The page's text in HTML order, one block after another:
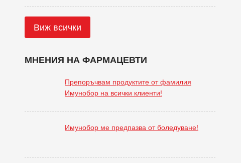
Виж всички
МНЕНИЯ НА ФАРМАЦЕВТИ
Препоръчвам продуктите от фамилия
Имунобор на всички клиенти!
Имунобор ме предпазва от боледуване!